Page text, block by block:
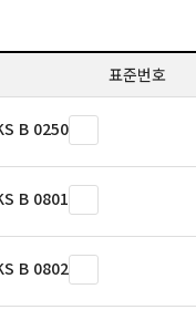
표준번호
B 0250
B 0801
B 0802